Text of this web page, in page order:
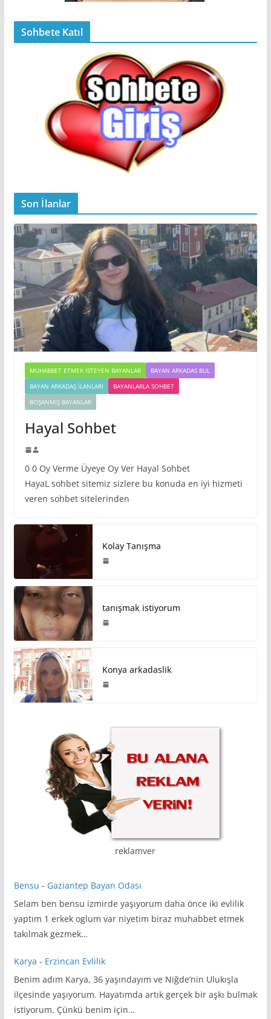
Sohbete Katıl
Son İlanlar
MUHABBET ETMEK İSTEYEN BAYANLAR
BAYAN ARKADAS BUL
BAYAN ARKADAŞ İLANLARI
BAYANLARLA SOHBET
BOŞANMIŞ BAYANLAR
Hayal Sohbet
0 0 Oy Verme Üyeye Oy Ver Hayal Sohbet
HayaL sohbet sitemiz sizlere bu konuda en iyi hizmeti
veren sohbet sitelerinden
Kolay Tanışma
tanışmak istiyorum
Konya arkadaslik
reklamver
Bensu - Gaziantep Bayan Odası
Selam ben bensu izmirde yaşıyorum daha önce iki evlilik
yaptım 1 erkek oglum var niyetim biraz muhabbet etmek
takılmak gezmek…
Karya - Erzincan Evlilik
Benim adım Karya, 36 yaşındayım ve Niğde’nin Ulukışla
ilçesinde yaşıyorum. Hayatımda artık gerçek bir aşkı bulmak
istiyorum. Çünkü benim için…